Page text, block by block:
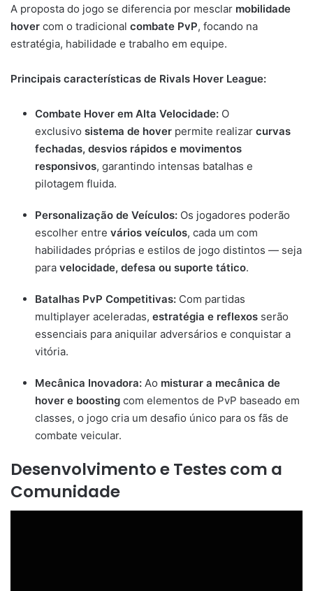
A proposta do jogo se diferencia por mesclar mobilidade
hover com o tradicional combate PvP, focando na
estratégia, habilidade e trabalho em equipe.
Principais características de Rivals Hover League:
Combate Hover em Alta Velocidade: O
exclusivo sistema de hover permite realizar curvas
fechadas, desvios rápidos e movimentos
responsivos, garantindo intensas batalhas e
pilotagem fluida.
Personalização de Veículos: Os jogadores poderão
escolher entre vários veículos, cada um com
habilidades próprias e estilos de jogo distintos — seja
para velocidade, defesa ou suporte tático.
Batalhas PvP Competitivas: Com partidas
multiplayer aceleradas, estratégia e reflexos serão
essenciais para aniquilar adversários e conquistar a
vitória.
Mecânica Inovadora: Ao misturar a mecânica de
hover e boosting com elementos de PvP baseado em
classes, o jogo cria um desafio único para os fãs de
combate veicular.
Desenvolvimento e Testes com a
Comunidade